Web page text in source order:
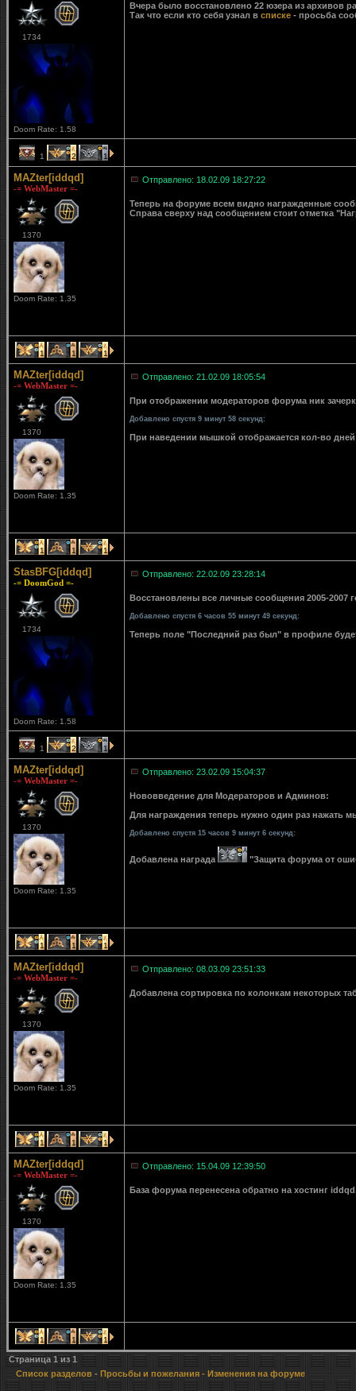
1734
Doom Rate: 1.58
Вчера было восстановлено 22 юзера из архивов
Так что если кто себя узнал в списке - просьба
1 2 1
MAZter[iddqd]
-= WebMaster =-
1370
Doom Rate: 1.35
Отправлено: 18.02.09 18:27:22
Теперь на форуме всем видно награжденные
Справа сверху над сообщением стоит отметка
1 1 1
MAZter[iddqd]
-= WebMaster =-
1370
Doom Rate: 1.35
Отправлено: 21.02.09 18:05:54
При отображении модераторов форума ник
Добавлено спустя 9 минут 58 секунд:
При наведении мышкой отображается кол-во
1 1 1
StasBFG[iddqd]
-= DoomGod =-
1734
Doom Rate: 1.58
Отправлено: 22.02.09 23:28:14
Восстановлены все личные сообщения 2005-2007
Добавлено спустя 6 часов 55 минут 49 секунд:
Теперь поле "Последний раз был" в профиле
1 2 1
MAZter[iddqd]
-= WebMaster =-
1370
Doom Rate: 1.35
Отправлено: 23.02.09 15:04:37
Нововведение для Модераторов и Админов:
Для награждения теперь нужно один раз нажать
Добавлено спустя 15 часов 9 минут 6 секунд:
Добавлена награда "Защита форума от
1 1 1
MAZter[iddqd]
-= WebMaster =-
1370
Doom Rate: 1.35
Отправлено: 08.03.09 23:51:33
Добавлена сортировка по колонкам некоторых
1 1 1
MAZter[iddqd]
-= WebMaster =-
1370
Doom Rate: 1.35
Отправлено: 15.04.09 12:39:50
База форума перенесена обратно на хостинг
1 1 1
Страница 1из 1
Список разделов - Просьбы и пожелания - Изменения на форуме